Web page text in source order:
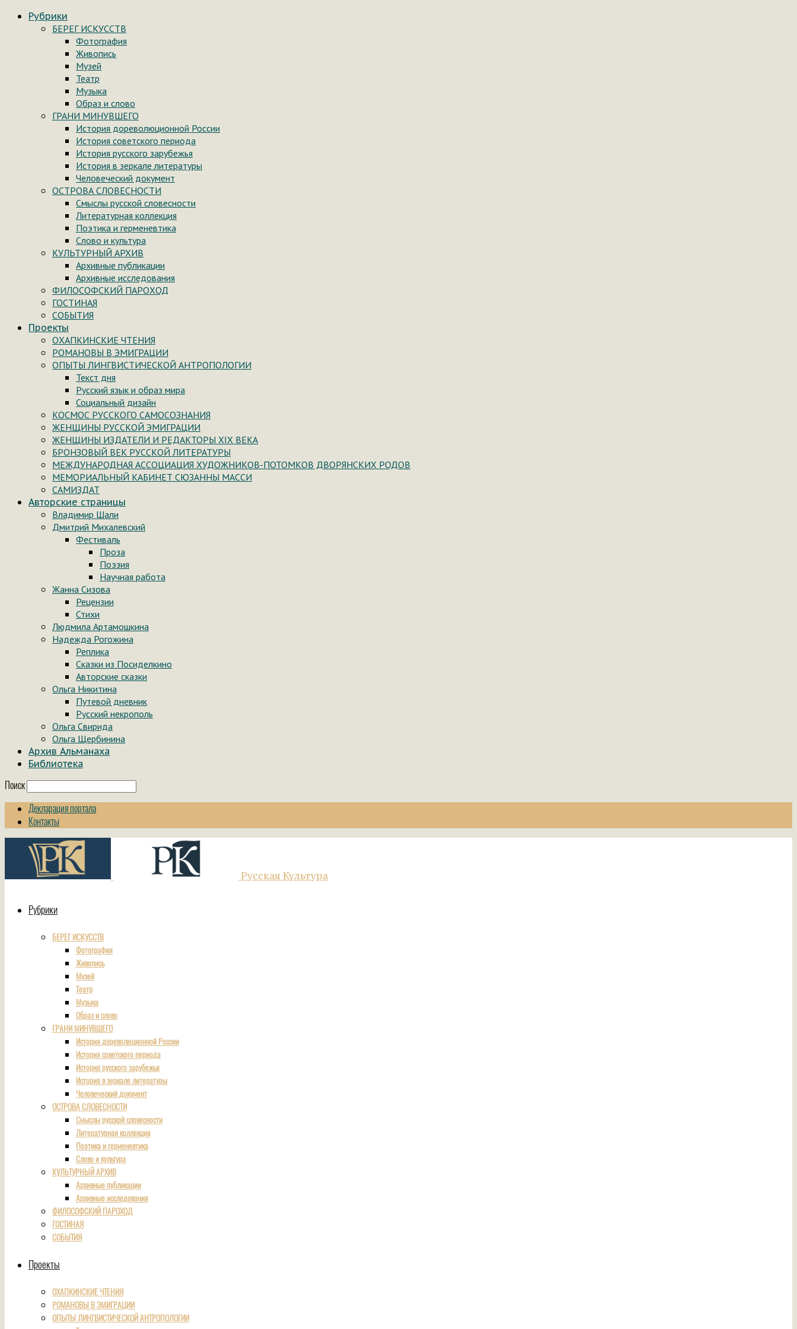
Рубрики
БЕРЕГ ИСКУССТВ
Фотография
Живопись
Музей
Театр
Музыка
Образ и слово
ГРАНИ МИНУВШЕГО
История дореволюционной России
История советского периода
История русского зарубежья
История в зеркале литературы
Человеческий документ
ОСТРОВА СЛОВЕСНОСТИ
Смыслы русской словесности
Литературная коллекция
Поэтика и герменевтика
Слово и культура
КУЛЬТУРНЫЙ АРХИВ
Архивные публикации
Архивные исследования
ФИЛОСОФСКИЙ ПАРОХОД
ГОСТИНАЯ
СОБЫТИЯ
Проекты
ОХАПКИНСКИЕ ЧТЕНИЯ
РОМАНОВЫ В ЭМИГРАЦИИ
ОПЫТЫ ЛИНГВИСТИЧЕСКОЙ АНТРОПОЛОГИИ
Текст дня
Русский язык и образ мира
Социальный дизайн
КОСМОС РУССКОГО САМОСОЗНАНИЯ
ЖЕНЩИНЫ РУССКОЙ ЭМИГРАЦИИ
ЖЕНЩИНЫ ИЗДАТЕЛИ И РЕДАКТОРЫ XIX ВЕКА
БРОНЗОВЫЙ ВЕК РУССКОЙ ЛИТЕРАТУРЫ
МЕЖДУНАРОДНАЯ АССОЦИАЦИЯ ХУДОЖНИКОВ-ПОТОМКОВ ДВОРЯНСКИХ РОДОВ
МЕМОРИАЛЬНЫЙ КАБИНЕТ СЮЗАННЫ МАССИ
САМИЗДАТ
Авторские страницы
Владимир Шали
Дмитрий Михалевский
Фестиваль
Проза
Поэзия
Научная работа
Жанна Сизова
Рецензии
Стихи
Людмила Артамошкина
Надежда Рогожина
Реплика
Сказки из Посиделкино
Авторские сказки
Ольга Никитина
Путевой дневник
Русский некрополь
Ольга Свирида
Ольга Щербинина
Архив Альманаха
Библиотека
Поиск
Декларация портала
Контакты
Русская Культура
Рубрики
БЕРЕГ ИСКУССТВ
Фотография
Живопись
Музей
Театр
Музыка
Образ и слово
ГРАНИ МИНУВШЕГО
История дореволюционной России
История советского периода
История русского зарубежья
История в зеркале литературы
Человеческий документ
ОСТРОВА СЛОВЕСНОСТИ
Смыслы русской словесности
Литературная коллекция
Поэтика и герменевтика
Слово и культура
КУЛЬТУРНЫЙ АРХИВ
Архивные публикации
Архивные исследования
ФИЛОСОФСКИЙ ПАРОХОД
ГОСТИНАЯ
СОБЫТИЯ
Проекты
ОХАПКИНСКИЕ ЧТЕНИЯ
РОМАНОВЫ В ЭМИГРАЦИИ
ОПЫТЫ ЛИНГВИСТИЧЕСКОЙ АНТРОПОЛОГИИ